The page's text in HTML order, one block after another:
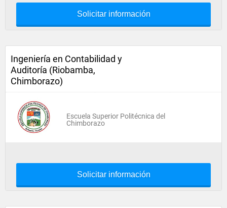
Solicitar información
Ingeniería en Contabilidad y
Auditoría (Riobamba,
Chimborazo)
Escuela Superior Politécnica del
Chimborazo
Solicitar información